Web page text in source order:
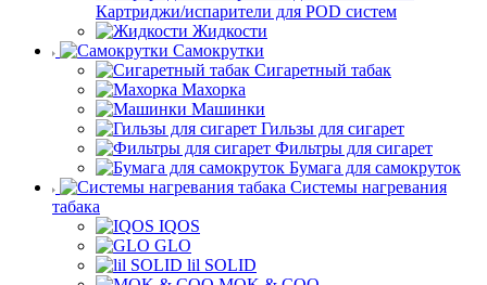
Картриджи/испарители для POD систем
Жидкости
Самокрутки
Сигаретный табак
Махорка
Машинки
Гильзы для сигарет
Фильтры для сигарет
Бумага для самокруток
Системы нагревания
табака
IQOS
GLO
lil SOLID